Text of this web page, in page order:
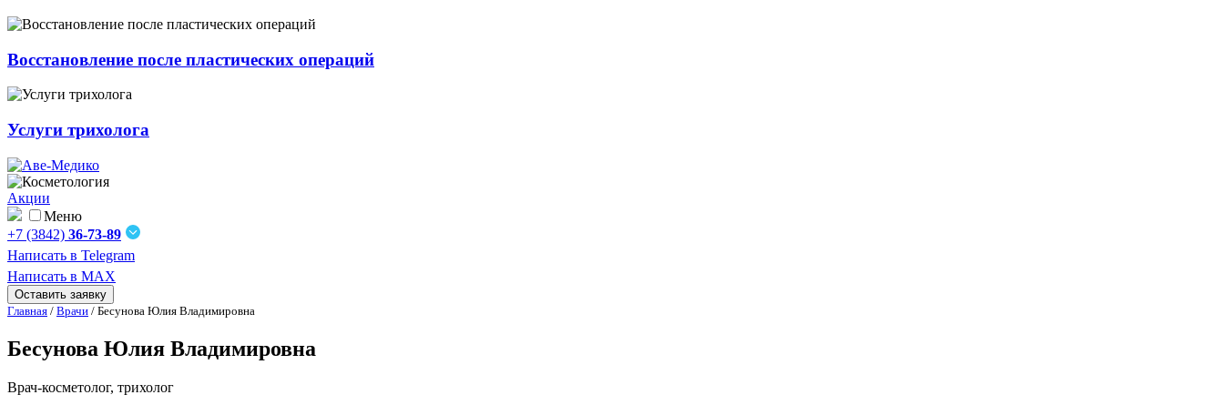
Восстановление после пластических операций
Услуги трихолога
Акции
Меню
+7 (3842) 36-73-89
Написать в Telegram
Написать в MAX
Оставить заявку
Главная / Врачи / Бесунова Юлия Владимировна
Бесунова Юлия Владимировна
Врач-косметолог, трихолог